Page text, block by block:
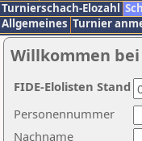
Turnierschach-Elozahl
Allgemeines Turnier
Willkommen bei
Nachname
Personennummer
FIDE-Elolisten Stand